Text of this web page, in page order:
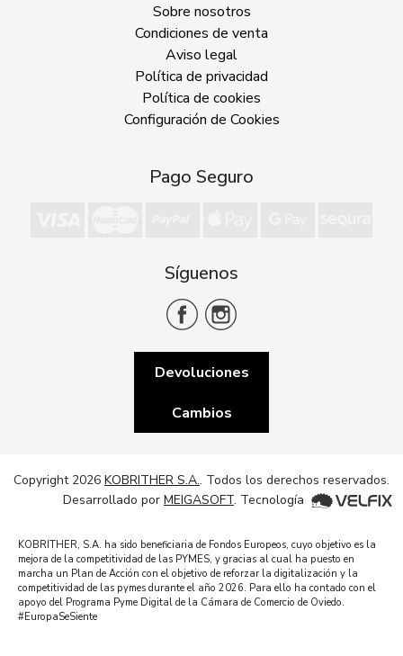
Sobre nosotros
Condiciones de venta
Aviso legal
Política de privacidad
Política de cookies
Configuración de Cookies
Pago Seguro
Síguenos
Devoluciones
Cambios
Copyright 2026 KOBRITHER S.A.. Todos los derechos reservados.
Desarrollado por MEIGASOFT. Tecnología
KOBRITHER, S.A. ha sido beneficiaria de Fondos Europeos, cuyo objetivo es la
mejora de la competitividad de las PYMES, y gracias al cual ha puesto en
marcha un Plan de Acción con el objetivo de reforzar la digitalización y la
competitividad de las pymes durante el año 2026. Para ello ha contado con el
apoyo del Programa Pyme Digital de la Cámara de Comercio de Oviedo.
#EuropaSeSiente